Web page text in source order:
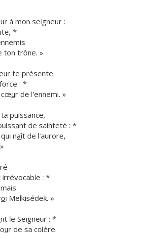
ur à mon seigneur :
*
ton trône. »
ur te présente
: *
cœur de l'ennemi. »
puissance,
ant de sainteté : *
naît de l'aurore,
irrévocable : *
oi Melkisédek. »
nt le Seigneur : *
ur de sa colère.